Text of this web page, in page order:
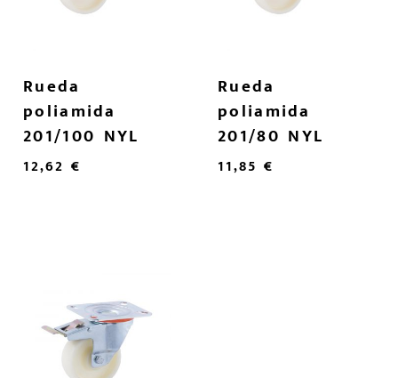
Rueda
poliamida
201/100 NYL
12,62€
Rueda
poliamida
201/80 NYL
11,85€